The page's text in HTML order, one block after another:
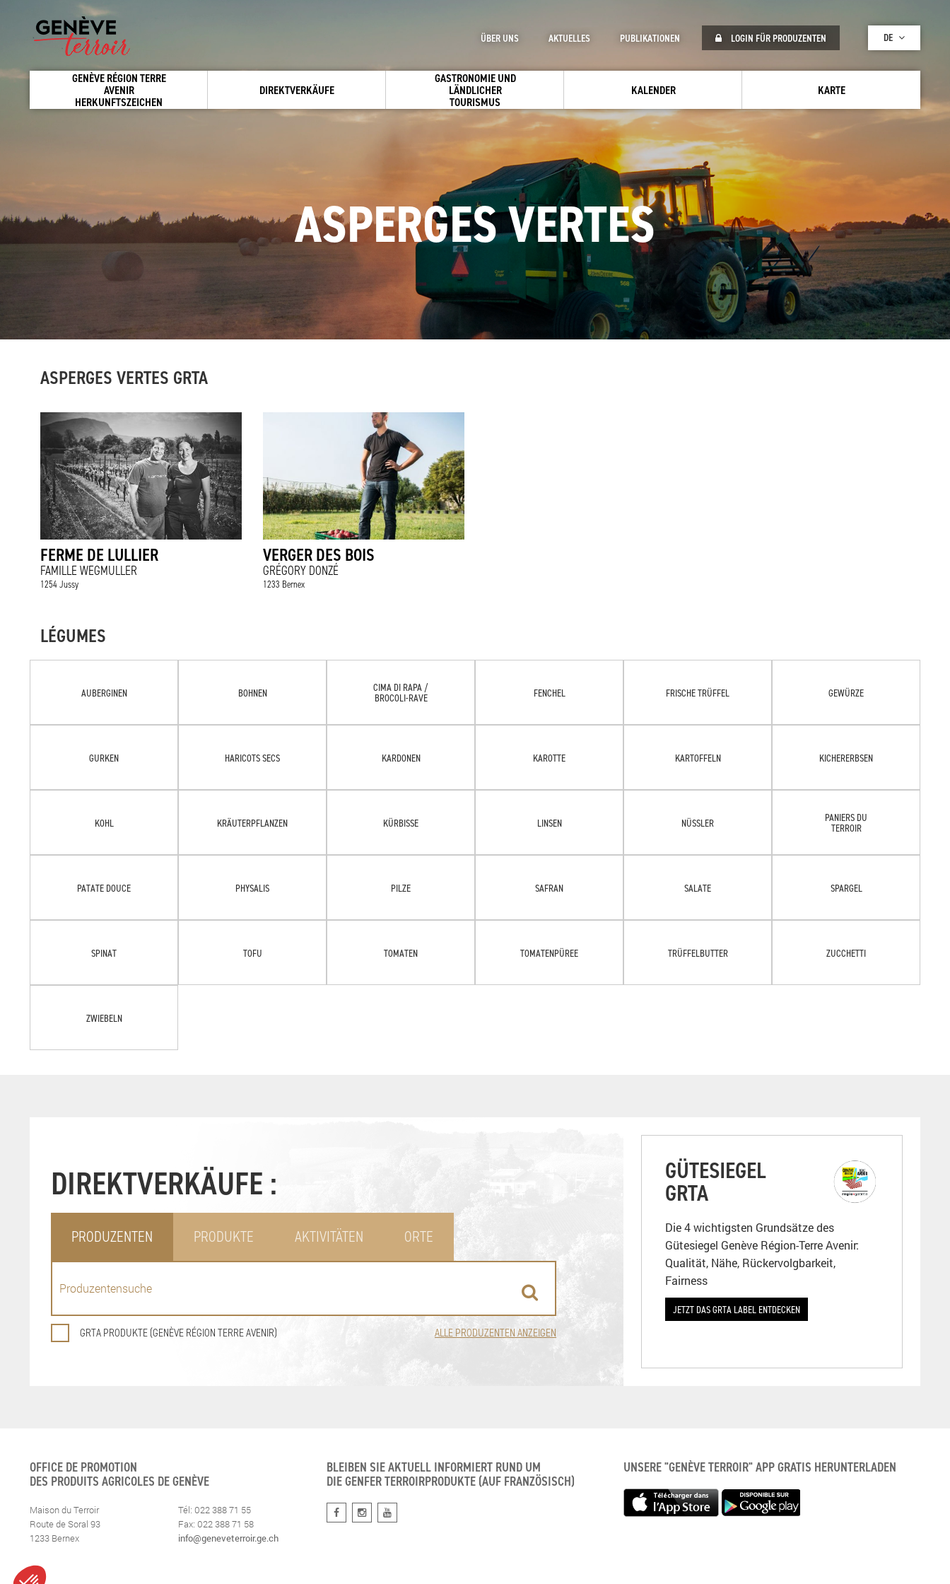
GENÈVE RÉGION TERRE
AVENIR
HERKUNFTSZEICHEN
DIREKTVERKÄUFE
GASTRONOMIE UND
LÄNDLICHER
TOURISMUS
KALENDER KARTE
ÜBER UNS AKTUELLES PUBLIKATIONEN LOGIN FÜR PRODUZENTEN DE
ASPERGES VERTES
ASPERGES VERTES GRTA
FERME DE LULLIER
FAMILLE WEGMULLER
1254 Jussy
VERGER DES BOIS
GRÉGORY DONZÉ
1233 Bernex
LÉGUMES
AUBERGINEN BOHNEN
CIMA DI RAPA /
BROCOLI-RAVE
FENCHEL FRISCHE TRÜFFEL GEWÜRZE
GURKEN HARICOTS SECS KARDONEN KAROTTE KARTOFFELN KICHERERBSEN
KOHL KRÄUTERPFLANZEN KÜRBISSE LINSEN NÜSSLER
PANIERS DU
TERROIR
PATATE DOUCE PHYSALIS PILZE SAFRAN SALATE SPARGEL
SPINAT TOFU TOMATEN TOMATENPÜREE TRÜFFELBUTTER ZUCCHETTI
ZWIEBELN
DIREKTVERKÄUFE :
PRODUZENTEN PRODUKTE AKTIVITÄTEN ORTE
GRTA PRODUKTE (GENÈVE RÉGION TERRE AVENIR) ALLE PRODUZENTEN ANZEIGEN
GÜTESIEGEL
GRTA
Die 4 wichtigsten Grundsätze des
Gütesiegel Genève Région-Terre Avenir:
Qualität, Nähe, Rückervolgbarkeit,
Fairness
JETZT DAS GRTA LABEL ENTDECKEN
OFFICE DE PROMOTION
DES PRODUITS AGRICOLES DE GENÈVE
Maison du Terroir
Route de Soral 93
1233 Bernex
Tél: 022 388 71 55
Fax: 022 388 71 58
info@geneveterroir.ge.ch
BLEIBEN SIE AKTUELL INFORMIERT RUND UM
DIE GENFER TERROIRPRODUKTE (AUF FRANZÖSISCH)
UNSERE "GENÈVE TERROIR" APP GRATIS HERUNTERLADEN